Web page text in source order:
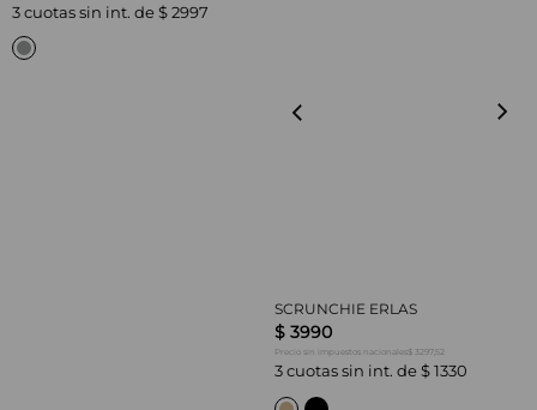
3 cuotas sin int. de $ 2997
SCRUNCHIE ERLAS
$ 3990
Precio sin impuestos nacionales$ 3297,52
3 cuotas sin int. de $ 1330